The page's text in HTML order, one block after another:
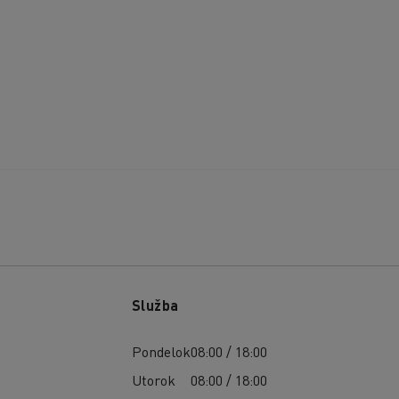
Služba
Pondelok08:00 / 18:00
Utorok
08:00 / 18:00